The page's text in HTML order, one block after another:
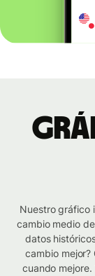
Nuestro gráfico
cambio medio
datos
cambio mejor?
cuando